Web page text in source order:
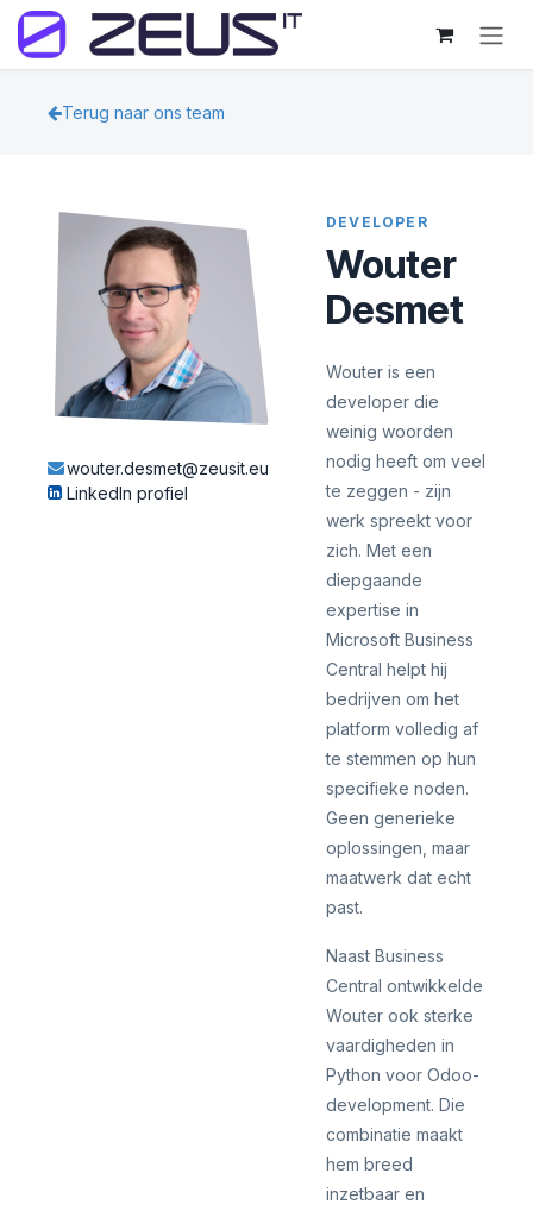
Overslaan naar inhoud
Terug naar ons team
wouter.desmet@zeusit.eu
LinkedIn profiel
DEVELOPER
Wouter
Desmet
Wouter is een
developer die
weinig woorden
nodig heeft om veel
te zeggen - zijn
werk spreekt voor
zich. Met een
diepgaande
expertise in
Microsoft Business
Central helpt hij
bedrijven om het
platform volledig af
te stemmen op hun
specifieke noden.
Geen generieke
oplossingen, maar
maatwerk dat echt
past.
Naast Business
Central ontwikkelde
Wouter ook sterke
vaardigheden in
Python voor Odoo-
development. Die
combinatie maakt
hem breed
inzetbaar en